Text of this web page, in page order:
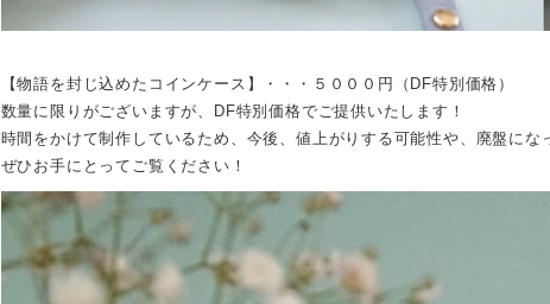
【物語を封じ込めたコインケース】・・・５０００円（DF特別価格）
数量に限りがございますが、DF特別価格でご提供いたします！
時間をかけて制作しているため、今後、値上がりする可能性や、廃盤にな
ぜひお手にとってご覧ください！